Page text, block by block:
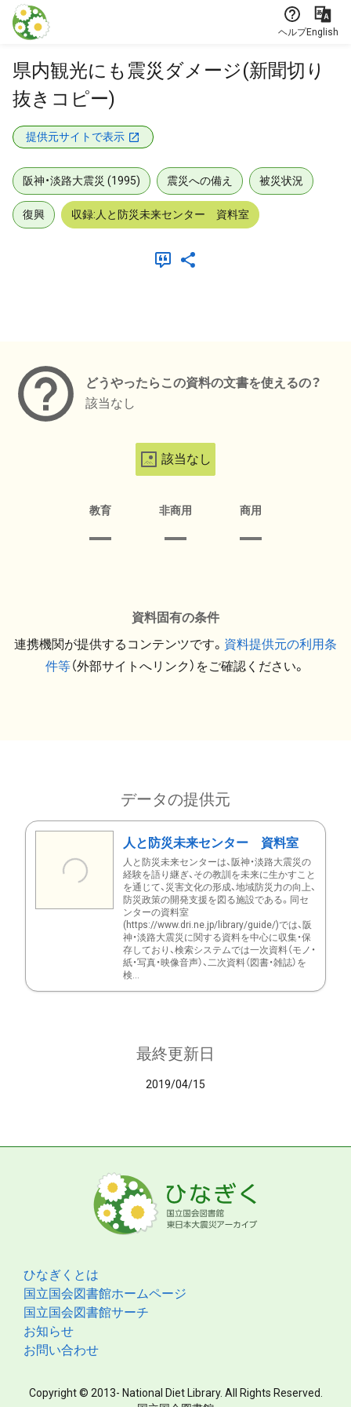
本文に飛ぶ
ヘルプEnglish
県内観光にも震災ダメージ(新聞切り
抜きコピー)
提供元サイトで表示
阪神・淡路大震災 (1995) 震災への備え 被災状況
復興 収録:人と防災未来センター 資料室
どうやったらこの資料の文書を使えるの？
該当なし
該当なし
教育 非商用 商用
資料固有の条件
連携機関が提供するコンテンツです。 資料提供元の利用条
件等（外部サイトへリンク）をご確認ください。
データの提供元
人と防災未来センター 資料室
人と防災未来センターは、阪神・淡路大震災の
経験を語り継ぎ、その教訓を未来に生かすこと
を通じて、災害文化の形成、地域防災力の向上、
防災政策の開発支援を図る施設である。同セ
ンターの資料室
(https://www.dri.ne.jp/library/guide/)では、阪
神・淡路大震災に関する資料を中心に収集・保
存しており、検索システムでは一次資料（モノ・
紙・写真・映像音声）、二次資料（図書・雑誌）を
検...
最終更新日
2019/04/15
ひなぎくとは
国立国会図書館ホームページ
国立国会図書館サーチ
お知らせ
お問い合わせ
Copyright © 2013- National Diet Library. All Rights Reserved.